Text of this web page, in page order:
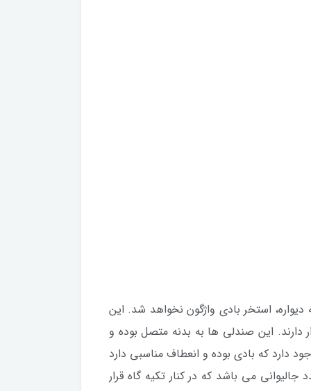
استخر بادی واژگون نخواهد شد. این
دارند. این صندلی ها به بدنه متصل بوده و
دارد که بادی بوده و انعطاف مناسبی دارد
می باشد که در کنار تکیه گاه قرار